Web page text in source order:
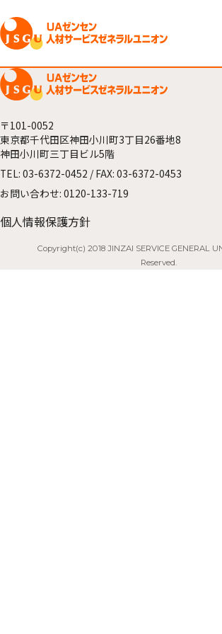
〒101-0052
東京都千代田区神田小川町3丁目26番地8
神田小川町三丁目ビル5階
TEL: 03-6372-0452 / FAX: 03-6372-0453
お問い合わせ: 0120-133-719
個人情報保護方針
Copyright(c) 2018 JINZAI SERVICE GENERAL
Reserved.